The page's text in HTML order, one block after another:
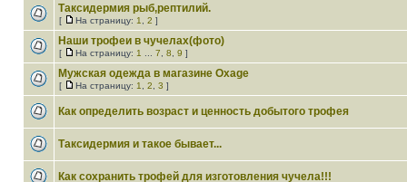
Таксидермия рыб,рептилий.
[ На страницу: 1 2 ]
Наши трофеи в чучелах(фото)
[ На страницу: 1 7 8 9 ]
Мужская одежда в магазине Oxage
[ На страницу: 1 2 3 ]
Как определить возраст и ценность добытого трофея
Таксидермия и такое бывает...
Как сохранить трофей для изготовления чучела!!!